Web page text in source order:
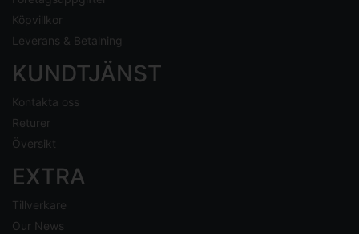
Köpvillkor
Leverans & Betalning
KUNDTJÄNST
Kontakta oss
Returer
Översikt
EXTRA
Tillverkare
Our News